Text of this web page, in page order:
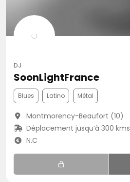
DJ
SoonLightFrance
Blues Latino Métal
Montmorency-Beaufort (10)
Déplacement jusqu’à 300 kms
N.C